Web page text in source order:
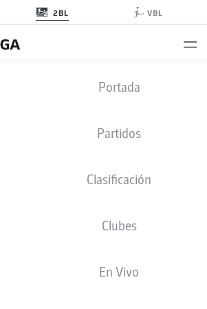
2BL VBL
Portada
Partidos
Clasificación
Clubes
En Vivo
ESTADÍSTICAS